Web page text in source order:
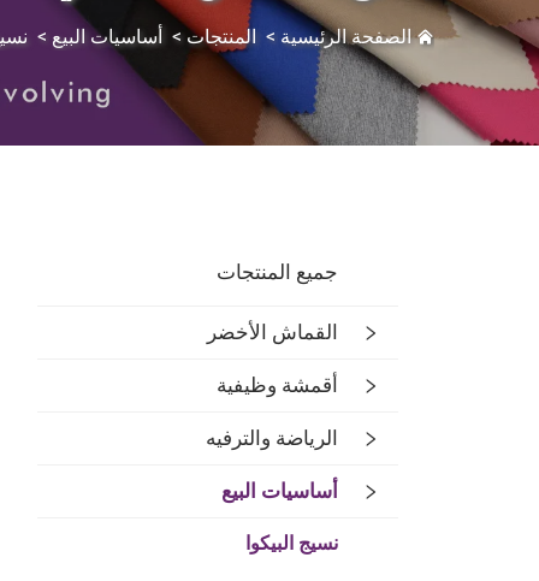
الصفحة الرئيسية > المنتجات > أساسيات البيع >
جميع المنتجات
القماش الأخضر
أقمشة وظيفية
الرياضة والترفيه
أساسيات البيع
نسيج البيكوا